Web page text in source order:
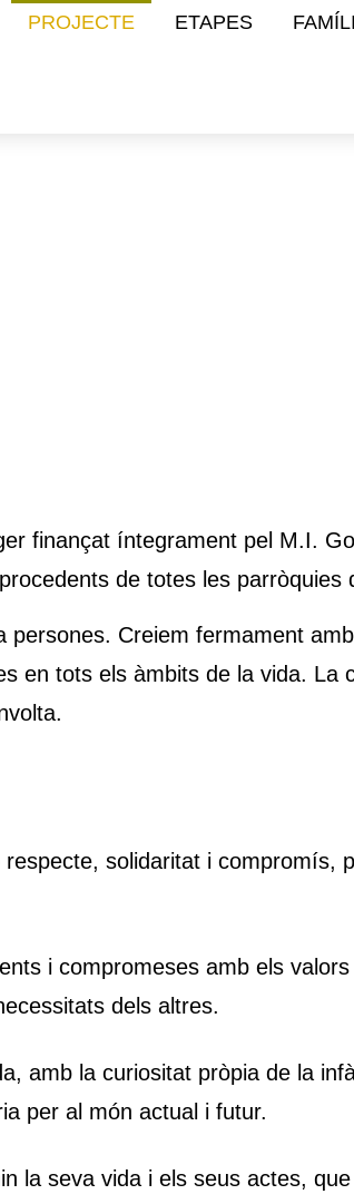
PROJECTE ETAPES
finançat íntegrament pel M.I.
de totes les parròquies
Creiem fermament
en tots els àmbits de la vida. La
solidaritat i compromís,
i compromeses amb els
dels altres.
amb la curiositat pròpia de la
per al món actual i futur.
la seva vida i els seus actes,